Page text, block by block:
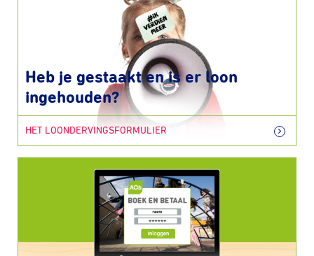
Heb je gestaakt en is er loon
ingehouden?
HET LOONDERVINGSFORMULIER